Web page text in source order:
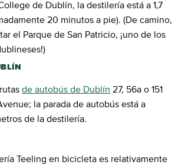
de Dublín, la destilería está a 1,7
20 minutos a pie). (De camino,
el Parque de San Patricio, ¡uno de los
de autobús de Dublín 27, 56a o 151
la parada de autobús está a
de la destilería.
Teeling en bicicleta es relativamente